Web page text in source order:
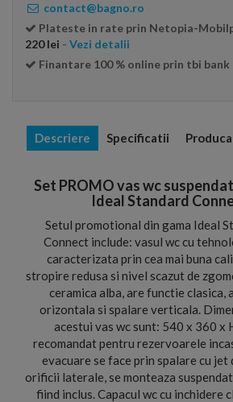
contact@bagno.ro
Plateste in rate prin Netopia-
220 lei - Vezi detalii
Finantare 100 % online prin tbi bank
Descriere Specificatii
Set PROMO vas wc
Ideal Standard
Setul promotional din gama Ideal
Connect include: vasul wc cu
caracterizata prin cea mai buna
stropire redusa si nivel scazut de
ceramica alba, are functie clasica,
orizontala si spalare verticala.
acestui vas wc sunt: 540 x 360 x
recomandat pentru rezervoarele
evacuare se face prin spalare cu jet
orificii laterale, se monteaza
fiind inclus. Capacul wc cu inchidere